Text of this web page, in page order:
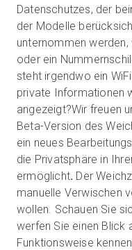
Anmelden
Vertrieb:+49 6956
Datenschutzes, der
der Modelle
unternommen
oder ein
steht irgendwo ein
private Informationen
angezeigt?Wir freuen
Beta-Version des
ein neues
die Privatsphäre in
ermöglicht. Der
manuelle Verwischen
wollen. Schauen Sie
werfen Sie einen Blick
Funktionsweise